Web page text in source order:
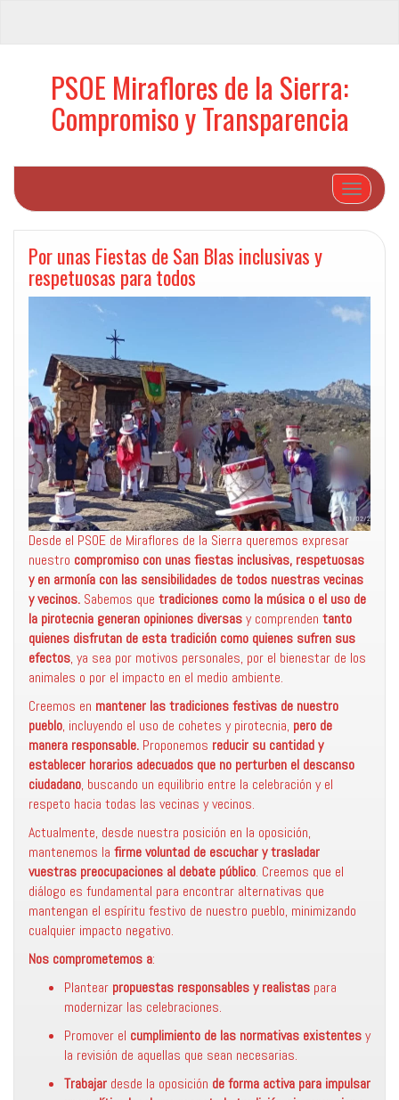
PSOE Miraflores de la Sierra:
Compromiso y Transparencia
Cambiar
Por unas Fiestas de San Blas inclusivas y
respetuosas para todos
Desde el PSOE de Miraflores de la Sierra queremos expresar
nuestro compromiso con unas fiestas inclusivas, respetuosas
y en armonía con las sensibilidades de todos nuestras vecinas
y vecinos. Sabemos que tradiciones como la música o el uso de
la pirotecnia generan opiniones diversasy comprenden tanto
quienes disfrutan de esta tradición como quienes sufren sus
efectos, ya sea por motivos personales, por el bienestar de los
animales o por el impacto en el medio ambiente.
Creemos en mantener las tradiciones festivas de nuestro
pueblo, incluyendo el uso de cohetes y pirotecnia, pero de
manera responsable. Proponemos reducir su cantidad y
establecer horarios adecuados que no perturben el descanso
ciudadano, buscando un equilibrio entre la celebración y el
respeto hacia todas las vecinas y vecinos.
Actualmente, desde nuestra posición en la oposición,
mantenemos la firme voluntad de escuchar y trasladar
vuestras preocupaciones al debate público. Creemos que el
diálogo es fundamental para encontrar alternativas que
mantengan el espíritu festivo de nuestro pueblo, minimizando
cualquier impacto negativo.
Nos comprometemos a:
Plantear propuestas responsables y realistas para
modernizar las celebraciones.
Promover el cumplimiento de las normativas existentesy
la revisión de aquellas que sean necesarias.
Trabajar desde la oposición de forma activa para impulsar